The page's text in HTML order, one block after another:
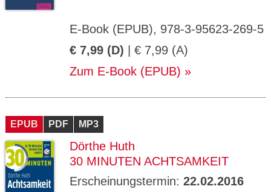
E-Book (EPUB), 978-3-95623-269-5
€ 7,99 (D) | € 7,99 (A)
Zum E-Book (EPUB)
EPUB PDF MP3
Dörthe Huth
30 MINUTEN ACHTSAMKEIT
Erscheinungstermin: 22.02.2016